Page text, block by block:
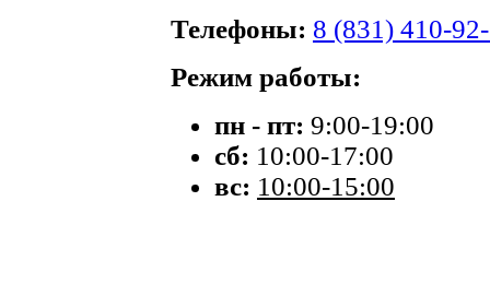
Телефоны: 8 (831) 410-
Режим работы:
пн - пт: 9:00-19:00
сб: 10:00-17:00
вс: 10:00-15:00